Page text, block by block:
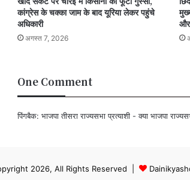
कांग्रेस के चक्का जाम के बाद यूरिया लेकर पहुंचे
अधिकारी
अगस्त 7, 2026
और
One Comment
पिंगबैक: भाजपा तीसरा राज्यसभा प्रत्याशी - क्या भाजपा
2026, All Rights Reserved |